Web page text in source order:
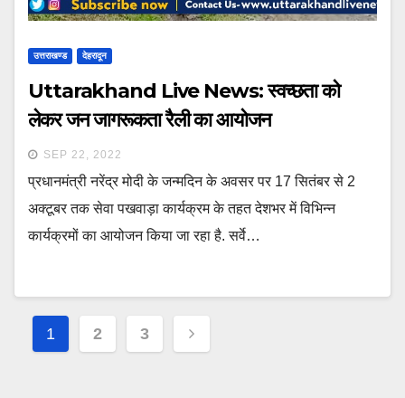
उत्तराखण्ड देहरादून
Uttarakhand Live News: स्वच्छता को
लेकर जन जागरूकता रैली का आयोजन
SEP 22, 2022
प्रधानमंत्री नरेंद्र मोदी के जन्मदिन के अवसर पर 17 सितंबर से 2
अक्टूबर तक सेवा पखवाड़ा कार्यक्रम के तहत देशभर में विभिन्न
कार्यक्रमों का आयोजन किया जा रहा है. सर्वे…
Posts
navigation
1 2 3